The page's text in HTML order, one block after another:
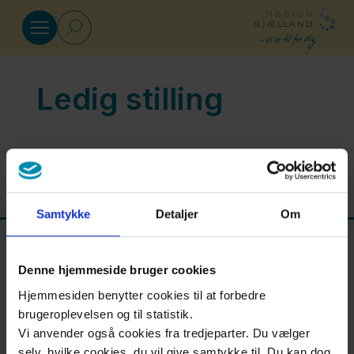
Samtykke Detaljer Om
Denne hjemmeside bruger cookies
Hjemmesiden benytter cookies til at forbedre
brugeroplevelsen og til statistik.
Vi anvender også cookies fra tredjeparter. Du vælger
Job og uddannelse
Find
ledige
stillinger
Region
Sjælland
Ledig stilling
Opdateret mandag den 17. mar. 2025